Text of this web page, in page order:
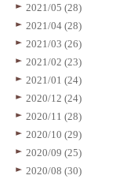
2021/05 (28)
2021/04 (28)
2021/03 (26)
2021/02 (23)
2021/01 (24)
2020/12 (24)
2020/11 (28)
2020/10 (29)
2020/09 (25)
2020/08 (30)